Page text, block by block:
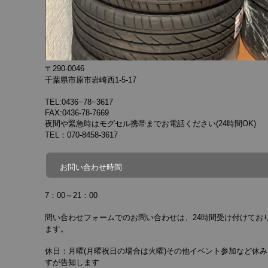
〒290-0046
千葉県市原市岩崎西1-5-17
TEL:0436−78−3617
FAX:0436-78-7669
夜間や緊急時はモグセル携帯までお電話ください(24時間OK)
TEL：070-8458-3617
お問い合わせ時間
7：00～21：00
問い合わせフォームでのお問い合わせは、24時間受け付けてお
ます。
休日：月曜(月曜祝日の場合は火曜)その他イベント参加など休
すが告知します